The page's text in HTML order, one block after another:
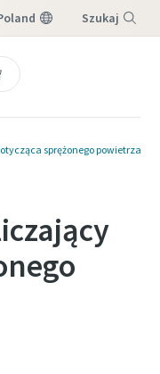
Szukaj
sprężonego powietrza